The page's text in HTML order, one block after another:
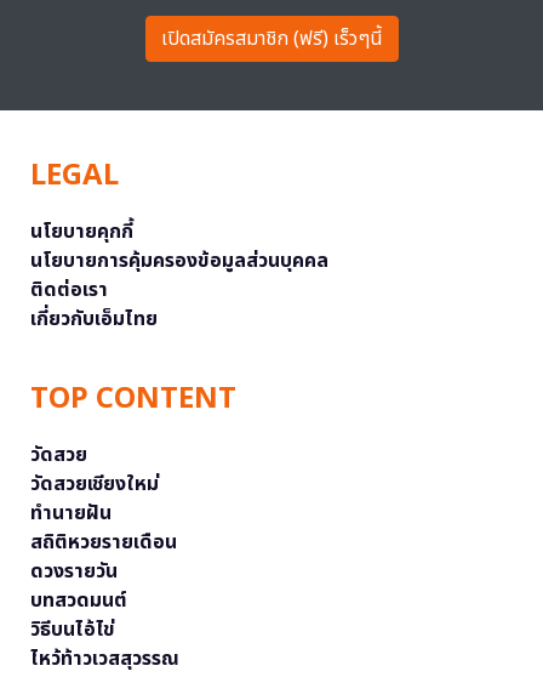
เปิดสมัครสมาชิก (ฟรี) เร็วๆนี้
LEGAL
นโยบายคุกกี้
นโยบายการคุ้มครองข้อมูลส่วนบุคคล
ติดต่อเรา
เกี่ยวกับเอ็มไทย
TOP CONTENT
วัดสวย
วัดสวยเชียงใหม่
ทำนายฝัน
สถิติหวยรายเดือน
ดวงรายวัน
บทสวดมนต์
วิธีบนไอ้ไข่
ไหว้ท้าวเวสสุวรรณ